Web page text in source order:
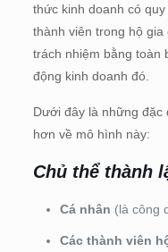
thức kinh doanh có
thành viên trong hộ
trách nhiệm bằng toàn
động kinh doanh đó.
Dưới đây là những đặc
hơn về mô hình này:
Chủ thể thành
Cá nhân (là công
Các thành viên